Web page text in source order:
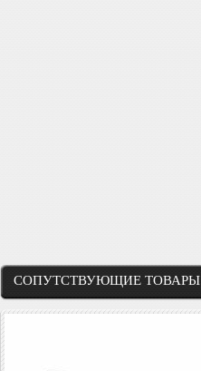
СОПУТСТВУЮЩИЕ ТОВАРЫ